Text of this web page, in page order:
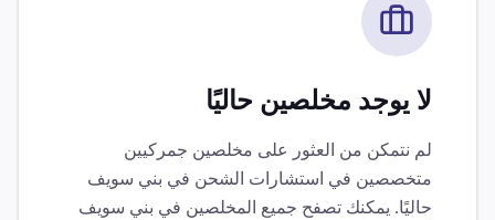
لا يوجد مخلصين حاليًا
لم نتمكن من العثور على مخلصين جمركيين
متخصصين في استشارات الشحن في بني سويف
حاليًا. يمكنك تصفح جميع المخلصين في بني سويف